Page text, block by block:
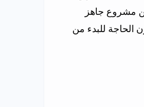
مشروع جاهز
الحاجة للبدء من